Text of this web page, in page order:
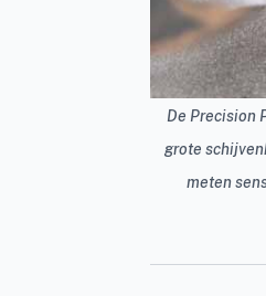
De Precision
grote
meten